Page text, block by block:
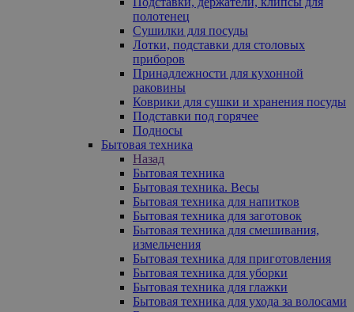
полотенец
Сушилки для посуды
Лотки, подставки для столовых
приборов
Принадлежности для кухонной
раковины
Коврики для сушки и хранения посуды
Подставки под горячее
Подносы
Бытовая техника
Назад
Бытовая техника
Бытовая техника. Весы
Бытовая техника для напитков
Бытовая техника для заготовок
Бытовая техника для смешивания,
измельчения
Бытовая техника для приготовления
Бытовая техника для уборки
Бытовая техника для глажки
Бытовая техника для ухода за волосами